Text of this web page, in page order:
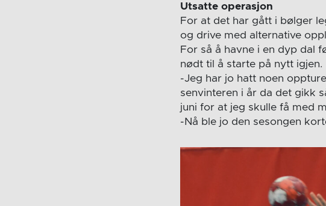
Utsatte operasjon
For at det har gått i bølger
og drive med alternative
For så å havne i en dyp dal
nødt til å starte på nytt igjen.
-Jeg har jo hatt noen
senvinteren i år da det gikk
juni for at jeg skulle få med
-Nå ble jo den sesongen